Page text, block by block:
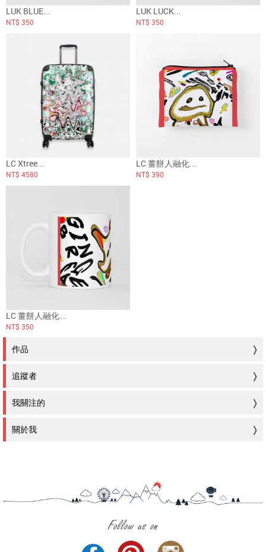
LUK BLUE...
NT$ 350
LUK LUCK...
NT$ 350
LC Xtree...
NT$ 4580
LC 薑餅人融化...
NT$ 390
LC 薑餅人融化...
NT$ 350
作品
追蹤者
我關注的
關於我
Follow us on